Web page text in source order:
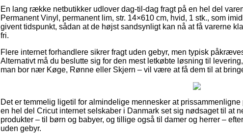
En lang række netbutikker udlover dag-til-dag fragt på en hel del
Permanent Vinyl, permanent lim, str. 14×610 cm, hvid, 1 stk., som
givent tidspunkt, sådan at de højst sandsynligt kan nå at få varerne
fri.
Flere internet forhandlere sikrer fragt uden gebyr, men typisk
Alternativt må du beslutte sig for den mest letkøbte løsning til
man bor nær Køge, Rønne eller Skjern – vil være at få dem til at
Det er temmelig ligetil for almindelige mennesker at
en hel del Cricut internet selskaber i Danmark set sig nødsaget til at
produkter – til børn og babyer, og tillige også til damer og herrer –
uden gebyr.